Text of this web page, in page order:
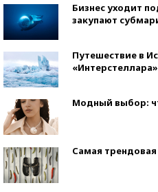
Бизнес уходит
закупают
Путешествие в
«Интерстеллара»
Модный выбор:
Самая трендовая